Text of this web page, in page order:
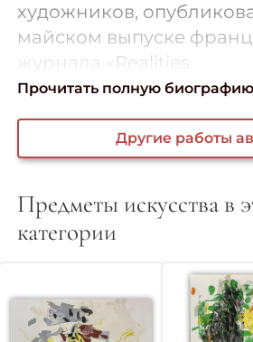
художников,
майском выпуске
журнала «Realities
Прочитать полную
Другие работы
Предметы искусства в
категории